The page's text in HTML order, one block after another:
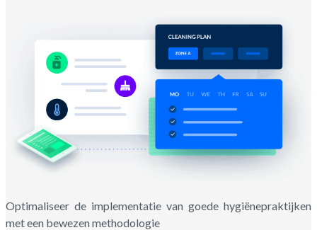
Optimaliseer de implementatie van goede hygiënepraktijken
met een bewezen methodologie